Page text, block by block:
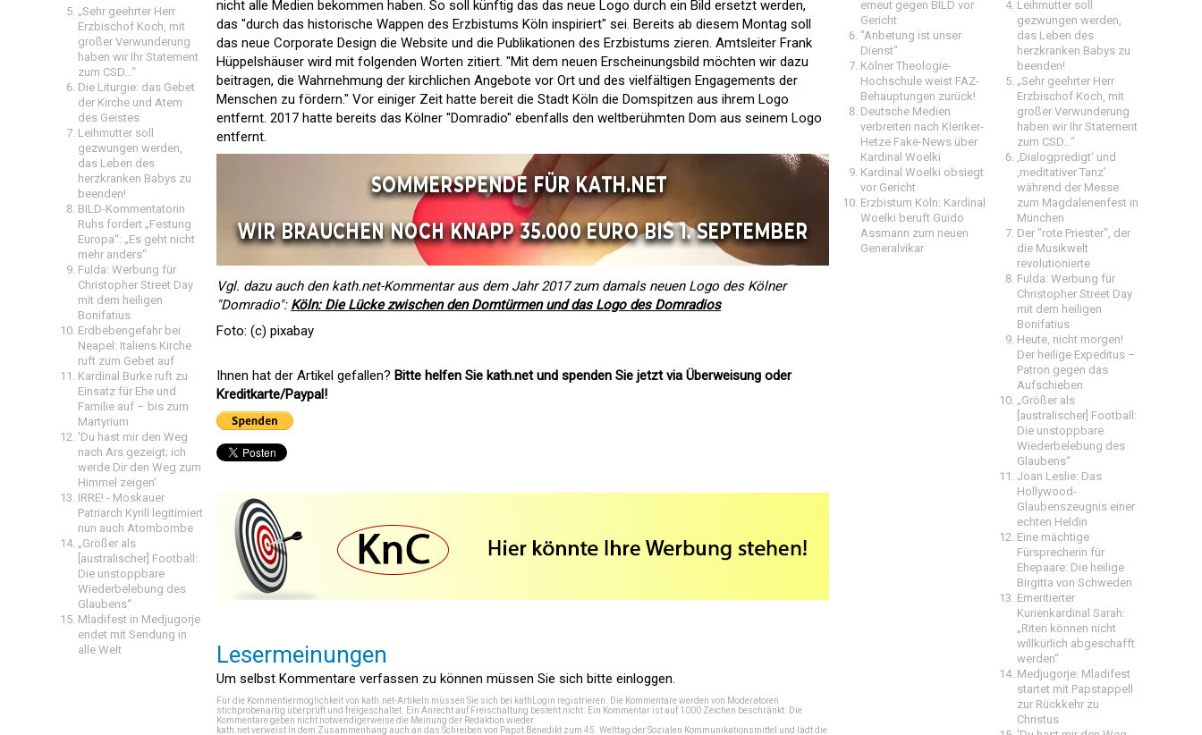
„Sehr geehrter Herr
Erzbischof Koch, mit
großer Verwunderung
haben wir Ihr Statement
zum CSD…“
Die Liturgie: das Gebet
der Kirche und Atem
des Geistes
Leihmutter soll
gezwungen werden,
das Leben des
herzkranken Babys zu
beenden!
BILD-Kommentatorin
Ruhs fordert „Festung
Europa“: „Es geht nicht
mehr anders“
Fulda: Werbung für
Christopher Street Day
mit dem heiligen
Bonifatius
Erdbebengefahr bei
Neapel: Italiens Kirche
ruft zum Gebet auf
Kardinal Burke ruft zu
Einsatz für Ehe und
Familie auf – bis zum
Martyrium
'Du hast mir den Weg
nach Ars gezeigt; ich
werde Dir den Weg zum
Himmel zeigen'
IRRE! - Moskauer
Patriarch Kyrill legitimiert
nun auch Atombombe
„Größer als
[australischer] Football:
Die unstoppbare
Wiederbelebung des
Glaubens“
Mladifest in Medjugorje
endet mit Sendung in
alle Welt
nicht alle Medien bekommen haben. So soll künftig das das neue Logo durch ein Bild ersetzt werden,
das "durch das historische Wappen des Erzbistums Köln inspiriert" sei. Bereits ab diesem Montag soll
das neue Corporate Design die Website und die Publikationen des Erzbistums zieren. Amtsleiter Frank
Hüppelshäuser wird mit folgenden Worten zitiert. "Mit dem neuen Erscheinungsbild möchten wir dazu
beitragen, die Wahrnehmung der kirchlichen Angebote vor Ort und des vielfältigen Engagements der
Menschen zu fördern." Vor einiger Zeit hatte bereit die Stadt Köln die Domspitzen aus ihrem Logo
entfernt. 2017 hatte bereits das Kölner "Domradio" ebenfalls den weltberühmten Dom aus seinem Logo
entfernt.
Vgl. dazu auch den kath.net-Kommentar aus dem Jahr 2017 zum damals neuen Logo des Kölner
"Domradio": Köln: Die Lücke zwischen den Domtürmen und das Logo des Domradios
Foto: (c) pixabay
Ihnen hat der Artikel gefallen? Bitte helfen Sie kath.net und spenden Sie jetzt via Überweisung oder
Kreditkarte/Paypal!
Lesermeinungen
Um selbst Kommentare verfassen zu können müssen Sie sich bitte einloggen.
Für die Kommentiermöglichkeit von kath.net-Artikeln müssen Sie sich bei kathLogin registrieren . Die Kommentare werden von Moderatoren
stichprobenartig überprüft und freigeschaltet. Ein Anrecht auf Freischaltung besteht nicht. Ein Kommentar ist auf 1000 Zeichen beschränkt. Die
Kommentare geben nicht notwendigerweise die Meinung der Redaktion wieder.
kath.net verweist in dem Zusammenhang auch an das Schreiben von Papst Benedikt zum 45. Welttag der Sozialen Kommunikationsmittel und lädt die
erneut gegen BILD vor
Gericht
"Anbetung ist unser
Dienst"
Kölner Theologie-
Hochschule weist FAZ-
Behauptungen zurück!
Deutsche Medien
verbreiten nach Kleriker-
Hetze Fake-News über
Kardinal Woelki
Kardinal Woelki obsiegt
vor Gericht
Erzbistum Köln: Kardinal
Woelki beruft Guido
Assmann zum neuen
Generalvikar
Leihmutter soll
gezwungen werden,
das Leben des
herzkranken Babys zu
beenden!
„Sehr geehrter Herr
Erzbischof Koch, mit
großer Verwunderung
haben wir Ihr Statement
zum CSD…“
‚Dialogpredigt‘ und
‚meditativer Tanz’
während der Messe
zum Magdalenenfest in
München
Der "rote Priester", der
die Musikwelt
revolutionierte
Fulda: Werbung für
Christopher Street Day
mit dem heiligen
Bonifatius
Heute, nicht morgen!
Der heilige Expeditus –
Patron gegen das
Aufschieben
„Größer als
[australischer] Football:
Die unstoppbare
Wiederbelebung des
Glaubens“
Joan Leslie: Das
Hollywood-
Glaubenszeugnis einer
echten Heldin
Eine mächtige
Fürsprecherin für
Ehepaare: Die heilige
Birgitta von Schweden
Emeritierter
Kurienkardinal Sarah:
„Riten können nicht
willkürlich abgeschafft
werden“
Medjugorje: Mladifest
startet mit Papstappell
zur Rückkehr zu
Christus